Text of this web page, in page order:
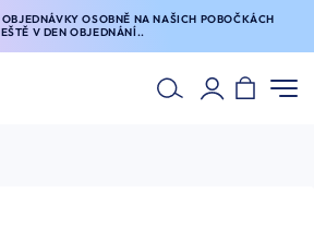
OSOBNĚ NA NAŠICH POBOČKÁCH
V DEN OBJEDNÁNÍ..